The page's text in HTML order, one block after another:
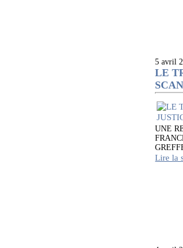
5 avril
LE
UNE
Lire la